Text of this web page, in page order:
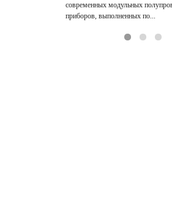
современных модульных
приборов, выполненных по...